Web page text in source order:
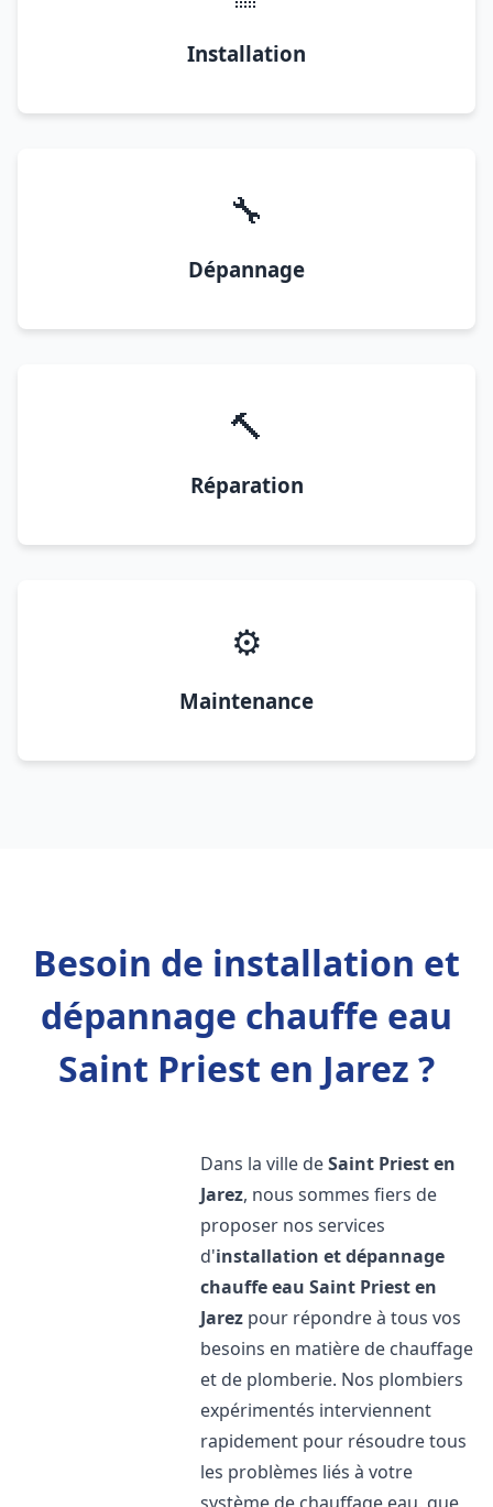
Installation
🔧
Dépannage
🔨
Réparation
⚙️
Maintenance
Besoin de installation et
dépannage chauffe eau
Saint Priest en Jarez ?
Dans la ville deSaint Priest en
Jarez, nous sommes fiers de
proposer nos services
d'installation et dépannage
chauffe eau Saint Priest en
Jarez pour répondre à tous vos
besoins en matière de chauffage
et de plomberie. Nos plombiers
expérimentés interviennent
rapidement pour résoudre tous
les problèmes liés à votre